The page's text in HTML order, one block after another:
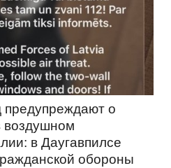
предупреждают о
воздушном
в Даугавпилсе
обороны